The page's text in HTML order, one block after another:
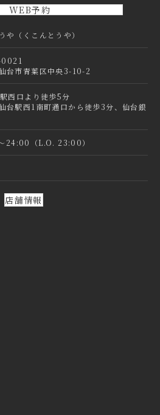
WEB予約
や（くこんとうや）
台市青葉区中央3-10-2
西口より徒歩5分
台駅西1南町通口から徒歩3分、仙台銀
24:00（L.O. 23:00）
店舗情報